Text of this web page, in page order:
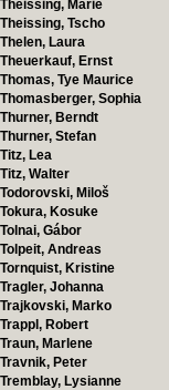
Theissing, Marie
Theissing, Tscho
Thelen, Laura
Theuerkauf, Ernst
Thomas, Tye Maurice
Thomasberger, Sophia
Thurner, Berndt
Thurner, Stefan
Titz, Lea
Titz, Walter
Todorovski, Miloš
Tokura, Kosuke
Tolnai, Gábor
Tolpeit, Andreas
Tornquist, Kristine
Tragler, Johanna
Trajkovski, Marko
Trappl, Robert
Traun, Marlene
Travnik, Peter
Tremblay, Lysianne